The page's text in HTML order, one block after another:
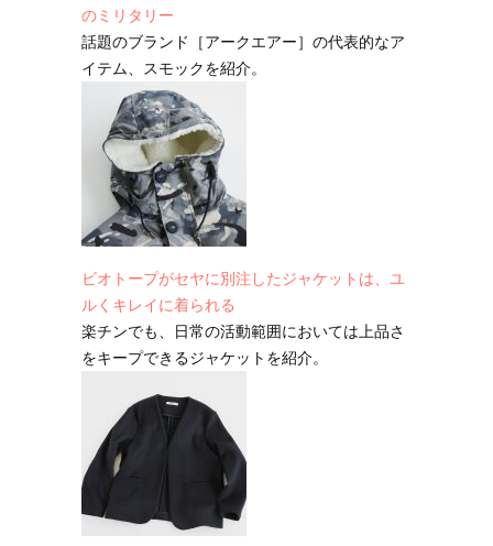
のミリタリー
話題のブランド［アークエアー］の代表的なア
イテム、スモックを紹介。
ビオトープがセヤに別注したジャケットは、ユ
ルくキレイに着られる
楽チンでも、日常の活動範囲においては上品さ
をキープできるジャケットを紹介。